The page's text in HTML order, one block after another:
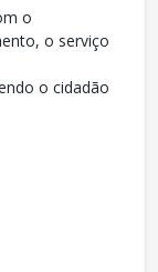
o
o serviço
o cidadão